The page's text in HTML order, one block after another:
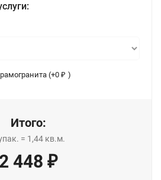
(+0 ₽ )
Итого:
= 1,44 кв.м.
2 448 ₽